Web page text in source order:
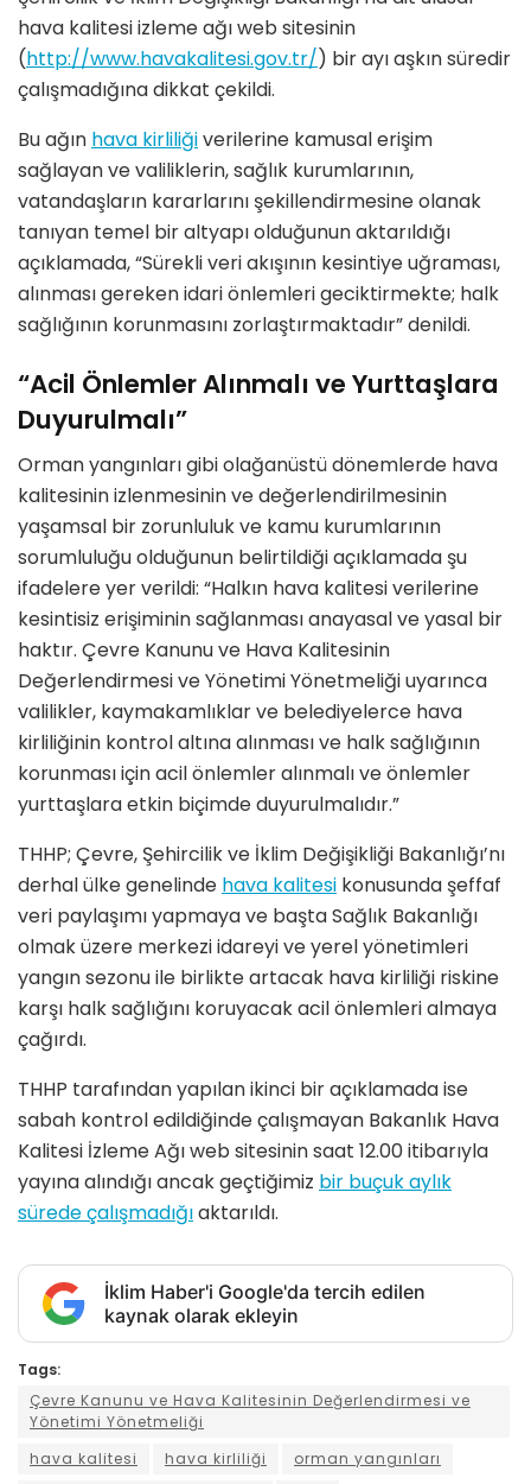
hava kalitesi izleme ağı web sitesinin
(http://www.havakalitesi.gov.tr/) bir ayı aşkın süredir
çalışmadığına dikkat çekildi.
Bu ağın hava kirliliğiverilerine kamusal erişim
sağlayan ve valiliklerin, sağlık kurumlarının,
vatandaşların kararlarını şekillendirmesine olanak
tanıyan temel bir altyapı olduğunun aktarıldığı
açıklamada, “Sürekli veri akışının kesintiye uğraması,
alınması gereken idari önlemleri geciktirmekte; halk
sağlığının korunmasını zorlaştırmaktadır” denildi.
“Acil Önlemler Alınmalı ve Yurttaşlara
Duyurulmalı”
Orman yangınları gibi olağanüstü dönemlerde hava
kalitesinin izlenmesinin ve değerlendirilmesinin
yaşamsal bir zorunluluk ve kamu kurumlarının
sorumluluğu olduğunun belirtildiği açıklamada şu
ifadelere yer verildi: “Halkın hava kalitesi verilerine
kesintisiz erişiminin sağlanması anayasal ve yasal bir
haktır. Çevre Kanunu ve Hava Kalitesinin
Değerlendirmesi ve Yönetimi Yönetmeliği uyarınca
valilikler, kaymakamlıklar ve belediyelerce hava
kirliliğinin kontrol altına alınması ve halk sağlığının
korunması için acil önlemler alınmalı ve önlemler
yurttaşlara etkin biçimde duyurulmalıdır.”
THHP; Çevre, Şehircilik ve İklim Değişikliği Bakanlığı’nı
derhal ülke genelinde hava kalitesi konusunda şeffaf
veri paylaşımı yapmaya ve başta Sağlık Bakanlığı
olmak üzere merkezi idareyi ve yerel yönetimleri
yangın sezonu ile birlikte artacak hava kirliliği riskine
karşı halk sağlığını koruyacak acil önlemleri almaya
çağırdı.
THHP tarafından yapılan ikinci bir açıklamada ise
sabah kontrol edildiğinde çalışmayan Bakanlık Hava
Kalitesi İzleme Ağı web sitesinin saat 12.00 itibarıyla
yayına alındığı ancak geçtiğimiz bir buçuk aylık
sürede çalışmadığıaktarıldı.
İklim Haber'i Google'da tercih edilen
kaynak olarak ekleyin
Tags:
Çevre Kanunu ve Hava Kalitesinin Değerlendirmesi ve
Yönetimi Yönetmeliği
hava kalitesi
hava kirliliği
orman yangınları